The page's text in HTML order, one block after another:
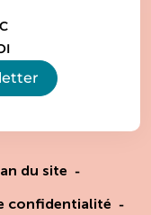
du site
confidentialité